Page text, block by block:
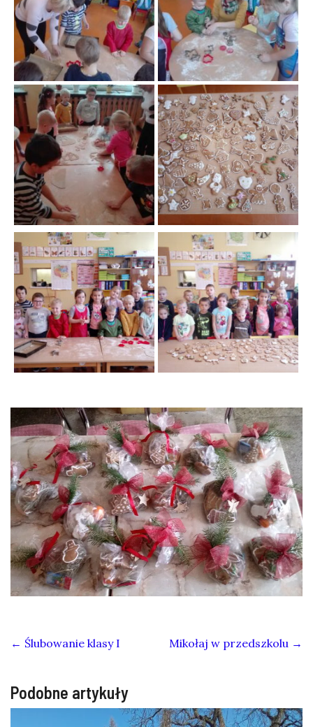
← Ślubowanie klasy I Mikołaj w przedszkolu →
Podobne artykuły